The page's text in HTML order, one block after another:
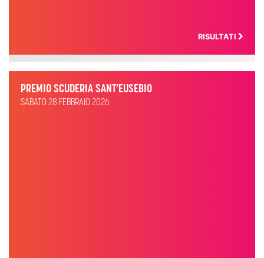
RISULTATI
PREMIO SCUDERIA SANT’EUSEBIO
SABATO 28 FEBBRAIO 2026